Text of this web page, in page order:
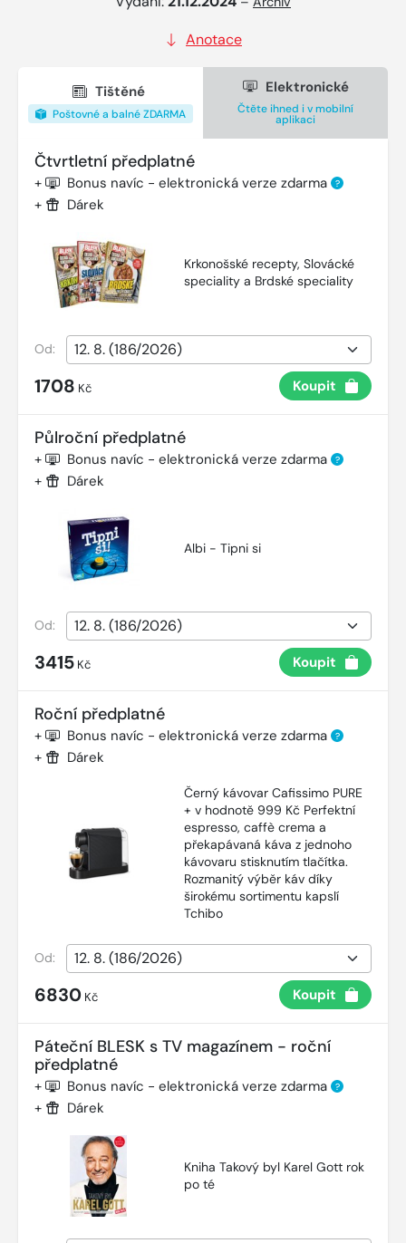
Anotace
Tištěné
Poštovné a balné ZDARMA
Elektronické
Čtěte ihned i v mobilní
aplikaci
Čtvrtletní předplatné
+ Bonus navíc - elektronická verze zdarma ?
+ Dárek
Krkonošské recepty, Slovácké
speciality a Brdské speciality
Od:
1708 Kč Koupit
Půlroční předplatné
+ Bonus navíc - elektronická verze zdarma ?
+ Dárek
Albi - Tipni si
Od:
3415 Kč Koupit
Roční předplatné
+ Bonus navíc - elektronická verze zdarma ?
+ Dárek
Černý kávovar Cafissimo PURE
+ v hodnotě 999 Kč Perfektní
espresso, caffè crema a
překapávaná káva z jednoho
kávovaru stisknutím tlačítka.
Rozmanitý výběr káv díky
širokému sortimentu kapslí
Tchibo
Od:
6830 Kč Koupit
Páteční BLESK s TV magazínem - roční
předplatné
+ Bonus navíc - elektronická verze zdarma ?
+ Dárek
Kniha Takový byl Karel Gott rok
po té